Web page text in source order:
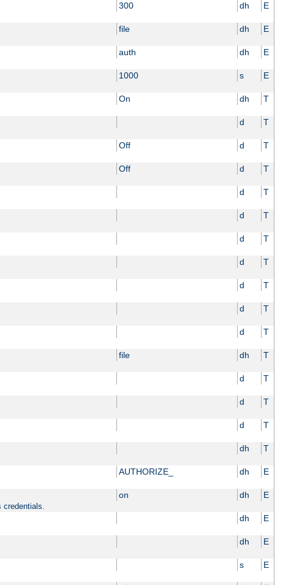
300 dh E
file dh E
auth dh E
1000 s E
On dh T
d T
Off d T
Off d T
d T
d T
d T
d T
d T
d T
d T
file dh T
d T
d T
d T
dh T
AUTHORIZE_ dh E
on dh E
credentials.
dh E
dh E
s E